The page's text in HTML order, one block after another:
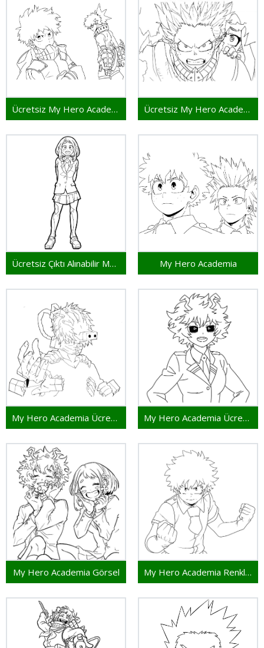
Ücretsiz My Hero Academia Çıktı Ücretsiz My Hero Academia Baskı
Ücretsiz Çıktı Alınabilir My Hero Academia My Hero Academia
My Hero Academia Ücretsiz Basım My Hero Academia Ücretsiz İllüstrasyon
My Hero Academia Görsel My Hero Academia Renklendirme